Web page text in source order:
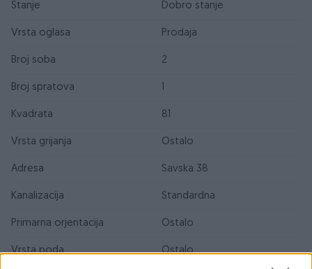
Stanje Dobro stanje
Vrsta oglasa Prodaja
Broj soba 2
Broj spratova 1
Kvadrata 81
Vrsta grijanja Ostalo
Adresa Savska 38
Kanalizacija Standardna
Primarna orjentacija Ostalo
Vrsta poda Ostalo